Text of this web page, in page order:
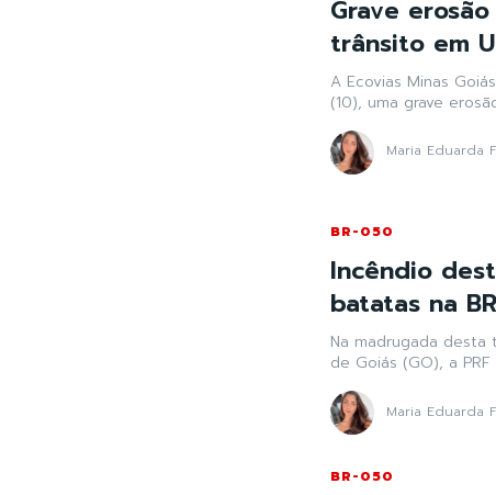
Grave
trânsito em
A Ecovias Minas
(10), uma grave
Maria Eduarda
BR-050
Incêndio
batatas na
Na madrugada desta
de Goiás (GO), a
Maria Eduarda
BR-050